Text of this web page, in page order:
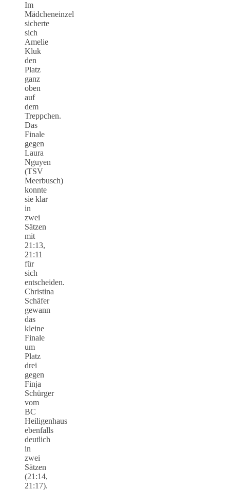
Im
Mädcheneinzel
sicherte
sich
Amelie
Kluk
den
Platz
ganz
oben
auf
dem
Treppchen.
Das
Finale
gegen
Laura
Nguyen
(TSV
Meerbusch)
konnte
sie klar
in
zwei
Sätzen
mit
21:13,
21:11
für
sich
entscheiden.
Christina
Schäfer
gewann
das
kleine
Finale
um
Platz
drei
gegen
Finja
Schürger
vom
BC
Heiligenhaus
ebenfalls
deutlich
in
zwei
Sätzen
(21:14,
21:17).